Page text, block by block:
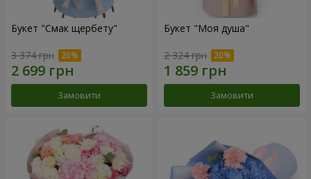
Букет "Смак щербету"
3 374 грн
Замовити
Букет "Моя душа"
2 324 грн
Замовити